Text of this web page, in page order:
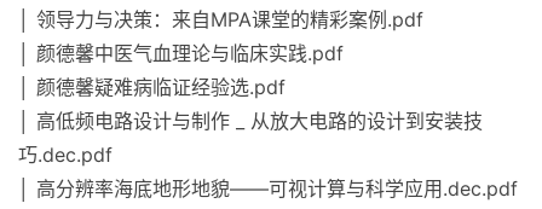
│ 领导力与决策：来自MPA课堂的精彩案例.pdf
│ 颜德馨中医气血理论与临床实践.pdf
│ 颜德馨疑难病临证经验选.pdf
│ 高低频电路设计与制作 _ 从放大电路的设计到安装技
巧.dec.pdf
│ 高分辨率海底地形地貌——可视计算与科学应用.dec.pdf